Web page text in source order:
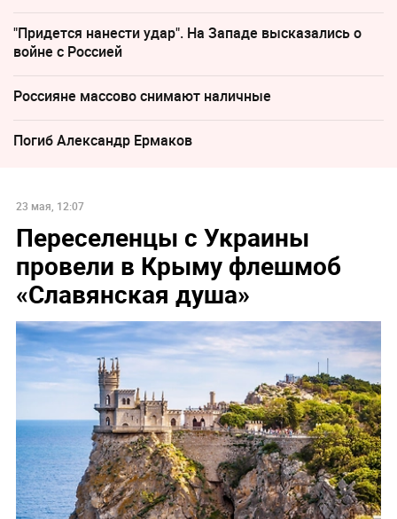
"Придется нанести удар". На Западе высказались о
войне с Россией
Россияне массово снимают наличные
Погиб Александр Ермаков
23 мая, 12:07
Переселенцы с Украины
провели в Крыму флешмоб
«Славянская душа»